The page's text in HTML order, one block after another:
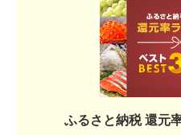
ふるさと納税 還元